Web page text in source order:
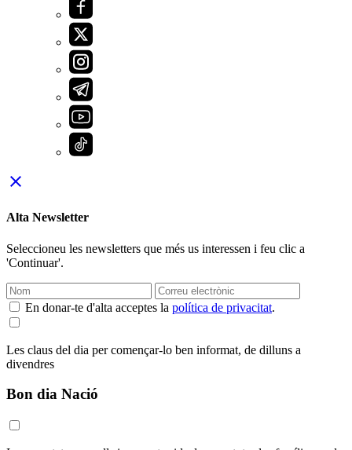
close
Alta Newsletter
Seleccioneu les newsletters que més us interessen i feu clic a
'Continuar'.
En donar-te d'alta acceptes la política de privacitat.
Les claus del dia per començar-lo ben informat, de dilluns a
divendres
Bon dia Nació